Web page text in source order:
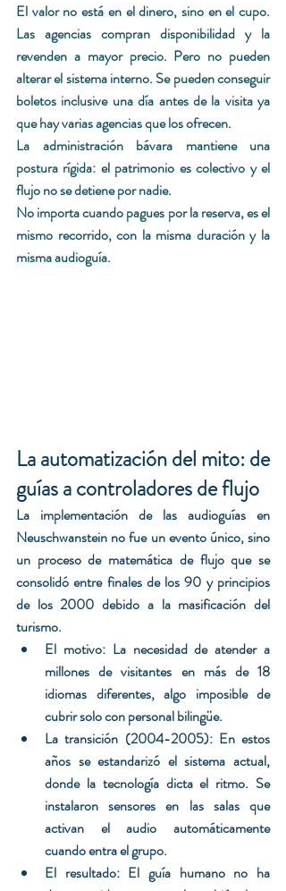
El valor no está en el dinero, sino en el cupo.
Las agencias compran disponibilidad y la
revenden a mayor precio. Pero no pueden
alterar el sistema interno. Se pueden conseguir
boletos inclusive una día antes de la visita ya
que hay varias agencias que los ofrecen.
La administración bávara mantiene una
postura rígida: el patrimonio es colectivo y el
flujo no se detiene por nadie.
No importa cuando pagues por la reserva, es el
mismo recorrido, con la misma duración y la
misma audioguía.
La automatización del mito: de
guías a controladores de flujo
La implementación de las audioguías en
Neuschwanstein no fue un evento único, sino
un proceso de matemática de flujo que se
consolidó entre finales de los 90 y principios
de los 2000 debido a la masificación del
turismo.
El motivo: La necesidad de atender a
millones de visitantes en más de 18
idiomas diferentes, algo imposible de
cubrir solo con personal bilingüe.
La transición (2004-2005): En estos
años se estandarizó el sistema actual,
donde la tecnología dicta el ritmo. Se
instalaron sensores en las salas que
activan el audio automáticamente
cuando entra el grupo.
El resultado: El guía humano no ha